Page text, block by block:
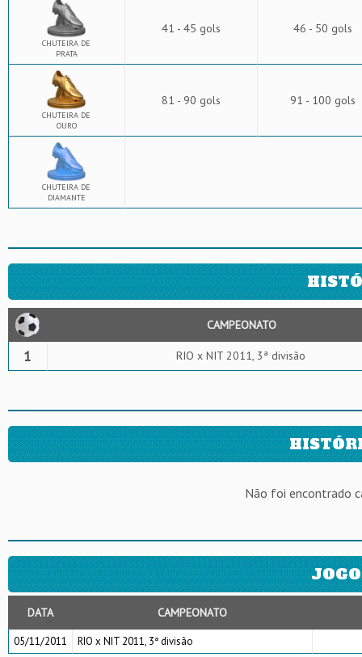
CHUTEIRA DE
PRATA
41 - 45 gols 46 - 50 gols
CHUTEIRA DE
OURO
81 - 90 gols 91 - 100 gols
CHUTEIRA DE
DIAMANTE
CAMPEONATO
1 RIO x NIT 2011, 3ª divisão
Não foi encontrado
DATA CAMPEONATO
05/11/2011 RIO x NIT 2011, 3ª divisão